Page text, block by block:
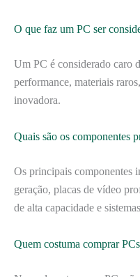
O que faz um PC ser
Um PC é considerado caro
performance, materiais
inovadora.
Quais são os componentes
Os principais componentes
geração, placas de vídeo
de alta capacidade e
Quem costuma comprar